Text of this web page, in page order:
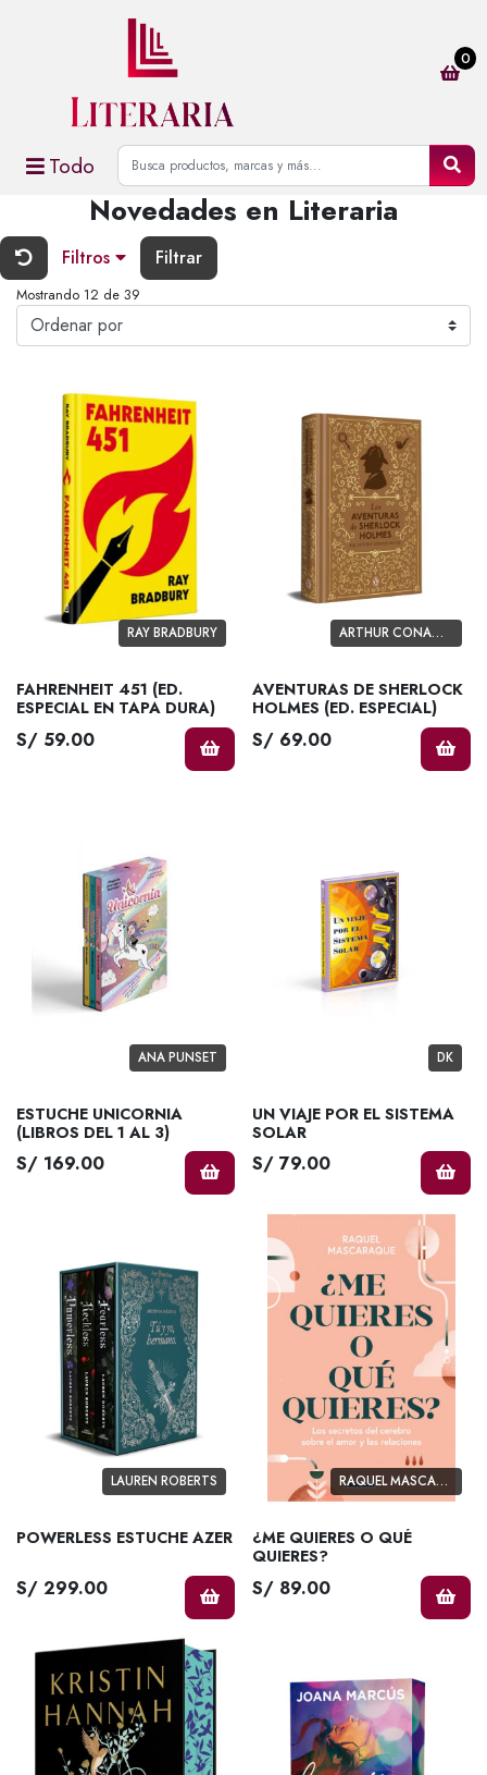
Todo
0
Novedades en Literaria
Filtros Filtrar
Mostrando 12 de 39
RAY BRADBURY
FAHRENHEIT 451 (ED.
ESPECIAL EN TAPA DURA)
S/ 59.00
ARTHUR CONAN DOYLE
AVENTURAS DE SHERLOCK
HOLMES (ED. ESPECIAL)
S/ 69.00
ANA PUNSET
ESTUCHE UNICORNIA
(LIBROS DEL 1 AL 3)
S/ 169.00
DK
UN VIAJE POR EL SISTEMA
SOLAR
S/ 79.00
LAUREN ROBERTS
POWERLESS ESTUCHE AZER
S/ 299.00
RAQUEL MASCARAQUE
¿ME QUIERES O QUÉ
QUIERES?
S/ 89.00